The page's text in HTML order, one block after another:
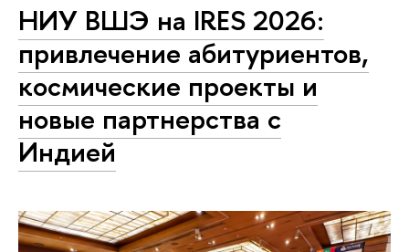
НИУ ВШЭ на IRES 2026:
привлечение абитуриентов,
космические проекты и
новые партнерства с
Индией